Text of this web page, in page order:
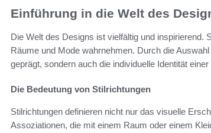
Einführung in die Welt des
Die Welt des Designs ist vielfältig und inspirierend.
Räume und Mode wahrnehmen. Durch die
geprägt, sondern auch die individuelle Identität
Die Bedeutung von Stilrichtungen
Stilrichtungen definieren nicht nur das visuelle
Assoziationen, die mit einem Raum oder einem